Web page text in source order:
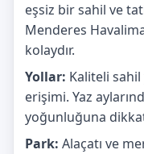
eşsiz bir sahil ve
Menderes
kolaydır.
Yollar: Kaliteli sahil
erişimi. Yaz
yoğunluğuna
Park: Alaçatı ve